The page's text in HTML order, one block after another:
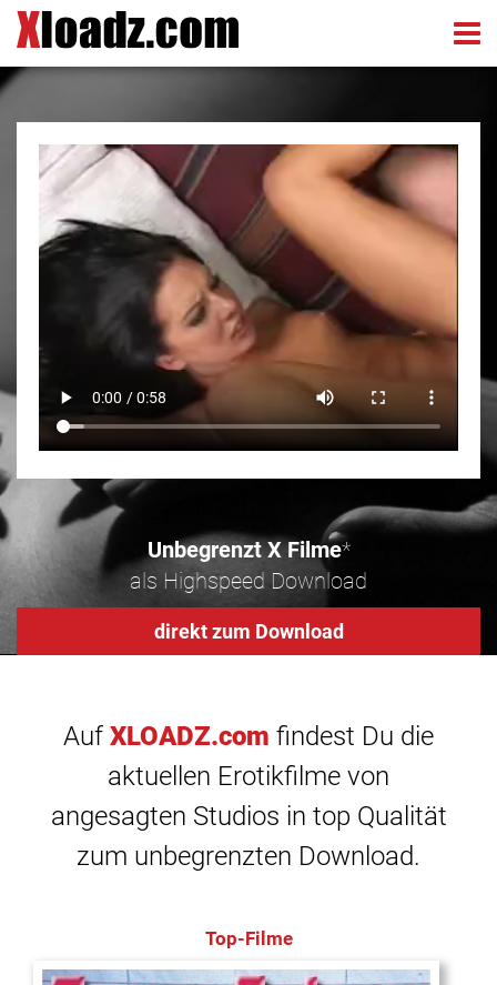
Unbegrenzt X Filme*
als Highspeed Download
direkt zum Download
Auf XLOADZ.com findest Du die
aktuellen Erotikfilme von
angesagten Studios in top Qualität
zum unbegrenzten Download.
Top-Filme